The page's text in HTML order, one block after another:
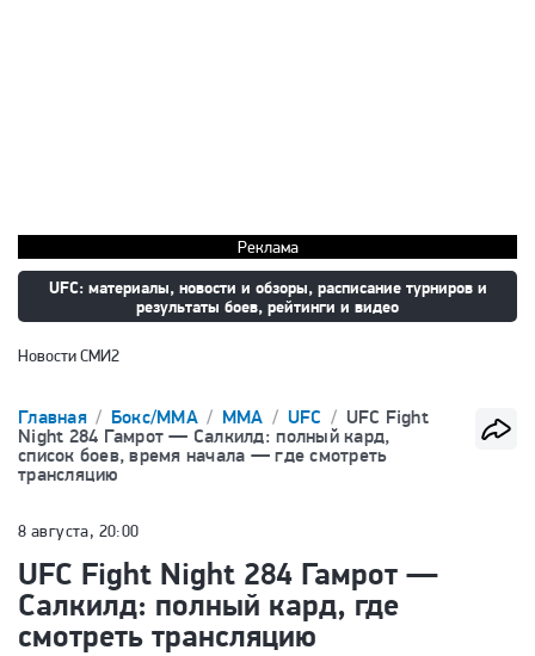
Реклама
UFC: материалы, новости и обзоры, расписание турниров и
результаты боев, рейтинги и видео
Новости СМИ2
Главная Бокс/ММА ММА UFC
UFC Fight
Night 284 Гамрот — Салкилд: полный кард,
список боев, время начала — где смотреть
трансляцию
8 августа, 20:00
UFC Fight Night 284 Гамрот —
Салкилд: полный кард, где
смотреть трансляцию